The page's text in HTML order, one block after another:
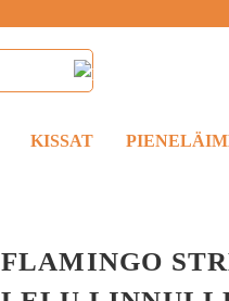
KISSAT
FLAMINGO